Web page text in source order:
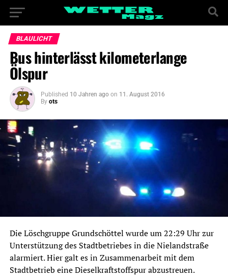
BLAULICHT
Bus hinterlässt kilometerlange
Ölspur
Published 10 Jahren ago on 11. August 2016
By ots
Die Löschgruppe Grundschöttel wurde um 22:29 Uhr zur
Unterstützung des Stadtbetriebes in die Nielandstraße
alarmiert. Hier galt es in Zusammenarbeit mit dem
Stadtbetrieb eine Dieselkraftstoffspur abzustreuen.